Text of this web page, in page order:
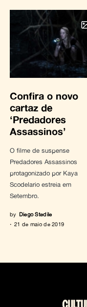
Confira o novo
cartaz de
‘Predadores
Assassinos’
O filme de suspense
Predadores Assassinos
protagonizado por Kaya
Scodelario estreia em
Setembro.
by Diego Stedile
21 de maio de 2019